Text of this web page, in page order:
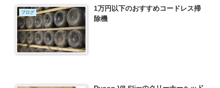
ブログ
1万円以下のおすすめコードレス掃
除機